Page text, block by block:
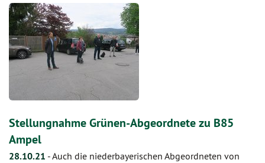
Stellungnahme Grünen-Abgeordnete zu B85
Ampel
28.10.21 -Auch die niederbayerischen Abgeordneten von